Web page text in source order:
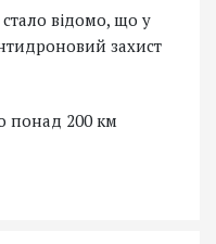
відомо, що у
захист
понад 200 км